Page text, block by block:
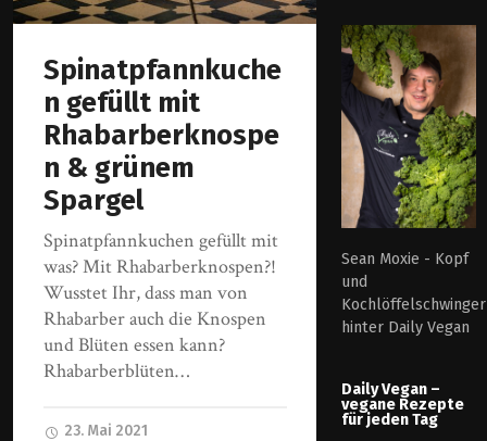
Spinatpfannkuche
n gefüllt mit
Rhabarberknospe
n & grünem
Spargel
Spinatpfannkuchen gefüllt mit
was? Mit Rhabarberknospen?!
Wusstet Ihr, dass man von
Rhabarber auch die Knospen
und Blüten essen kann?
Rhabarberblüten…
23. Mai 2021
Sean Moxie - Kopf
und
Kochlöffelschwinger
hinter Daily Vegan
Daily Vegan –
vegane Rezepte
für jeden Tag